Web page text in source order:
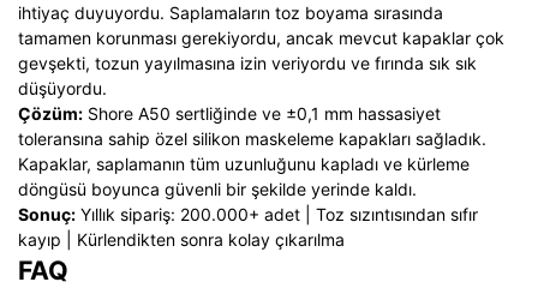
ihtiyaç duyuyordu. Saplamaların toz boyama sırasında
tamamen korunması gerekiyordu, ancak mevcut kapaklar çok
gevşekti, tozun yayılmasına izin veriyordu ve fırında sık sık
düşüyordu.
Çözüm: Shore A50 sertliğinde ve ±0,1 mm hassasiyet
toleransına sahip özel silikon maskeleme kapakları sağladık.
Kapaklar, saplamanın tüm uzunluğunu kapladı ve kürleme
döngüsü boyunca güvenli bir şekilde yerinde kaldı.
Sonuç: Yıllık sipariş: 200.000+ adet | Toz sızıntısından sıfır
kayıp | Kürlendikten sonra kolay çıkarılma
FAQ